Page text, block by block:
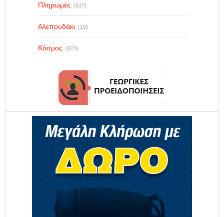
Πληρωμές (837)
Αλεπουδάκι (10)
Κόσμος (823)